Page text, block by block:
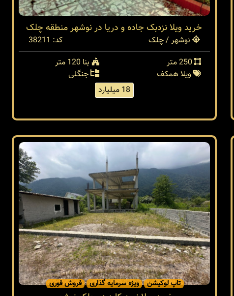
خرید ویلا نزدبک جاده و دریا در نوشهر منطقه چلک
نوشهر / چلک
کد: 38211
بنا 120 متر
ویلا همکف
جنگلی
18 میلیارد
تاپ لوکیشن ویژه سرمایه گذاری فروش فوری